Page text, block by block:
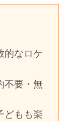
的なロケ
不要・無
どもも楽